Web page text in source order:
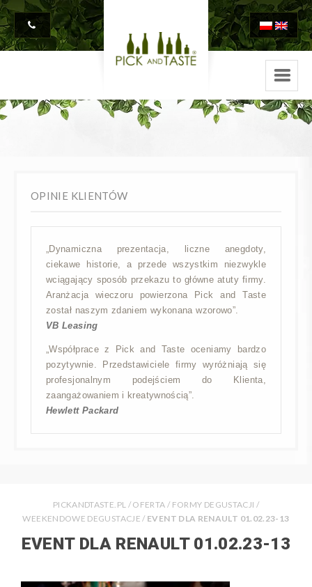
OPINIE KLIENTÓW
„Dynamiczna prezentacja, liczne anegdoty,
ciekawe historie, a przede wszystkim niezwykle
wciągający sposób przekazu to główne atuty firmy.
Aranżacja wieczoru powierzona Pick and Taste
został naszym zdaniem wykonana wzorowo”.
VB Leasing
„Współprace z Pick and Taste oceniamy bardzo
pozytywnie. Przedstawiciele firmy wyróżniają się
profesjonalnym podejściem do Klienta,
zaangażowaniem i kreatywnością”.
Hewlett Packard
PICKANDTASTE.PL / OFERTA / FORMY DEGUSTACJI /
WEEKENDOWE DEGUSTACJE / EVENT DLA RENAULT 01.02.23-13
EVENT DLA RENAULT 01.02.23-13